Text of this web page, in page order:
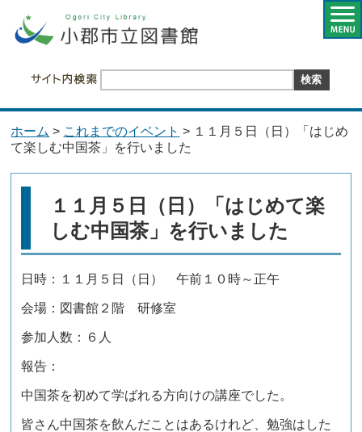
ホーム > これまでのイベント > １１月５日（日）「はじめ
て楽しむ中国茶」を行いました
１１月５日（日）「はじめて楽
しむ中国茶」を行いました
日時：１１月５日（日） 午前１０時～正午
会場：図書館２階 研修室
参加人数：６人
報告：
中国茶を初めて学ばれる方向けの講座でした。
皆さん中国茶を飲んだことはあるけれど、勉強はした